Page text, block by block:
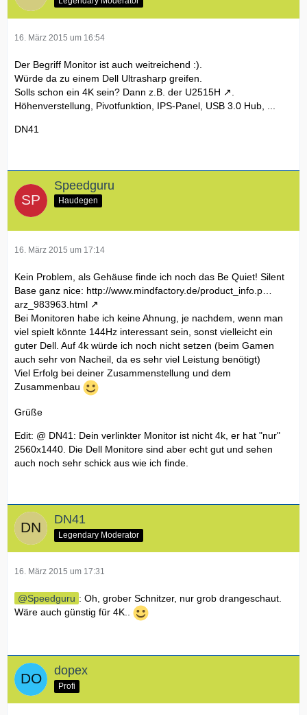
16. März 2015 um 16:54
Der Begriff Monitor ist auch weitreichend :).
Würde da zu einem Dell Ultrasharp greifen.
Solls schon ein 4K sein? Dann z.B. der U2515H
Höhenverstellung, Pivotfunktion, IPS-Panel, USB 3.0 Hub, ...
DN41
Speedguru
Haudegen
16. März 2015 um 17:14
Kein Problem, als Gehäuse finde ich noch das Be Quiet! Silent
Base ganz nice: http://www.mindfactory.de/product_info.p…
arz_983963.html
Bei Monitoren habe ich keine Ahnung, je nachdem, wenn man
viel spielt könnte 144Hz interessant sein, sonst vielleicht ein
guter Dell. Auf 4k würde ich noch nicht setzen (beim Gamen
auch sehr von Nacheil, da es sehr viel Leistung benötigt)
Viel Erfolg bei deiner Zusammenstellung und dem
Zusammenbau
Grüße
Edit: @ DN41: Dein verlinkter Monitor ist nicht 4k, er hat "nur"
2560x1440. Die Dell Monitore sind aber echt gut und sehen
auch noch sehr schick aus wie ich finde.
DN41
Legendary Moderator
16. März 2015 um 17:31
Speedguru : Oh, grober Schnitzer, nur grob drangeschaut.
Wäre auch günstig für 4K..
dopex
Profi